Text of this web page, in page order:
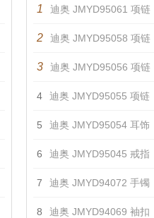
1 迪奥 JMYD95061 项链
2 迪奥 JMYD95058 项链
3 迪奥 JMYD95056 项链
4 迪奥 JMYD95055 项链
5 迪奥 JMYD95054 耳饰
6 迪奥 JMYD95045 戒指
7 迪奥 JMYD94072 手镯
8 迪奥 JMYD94069 袖扣